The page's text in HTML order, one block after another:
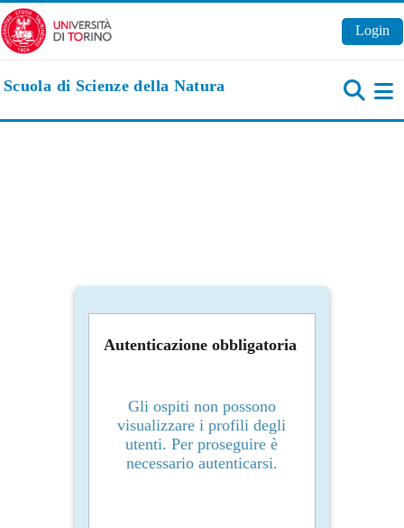
Vai al contenuto principale
Login
Scuola di Scienze della Natura
Autenticazione obbligatoria
Gli ospiti non possono
visualizzare i profili degli
utenti. Per proseguire è
necessario autenticarsi.